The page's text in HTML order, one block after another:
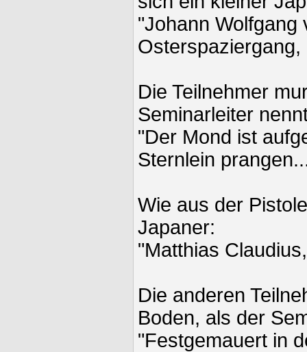
"Johann Wolfgang
Osterspaziergang,
Die Teilnehmer
Seminarleiter
"Der Mond ist
Sternlein
Wie aus der
Japaner:
"Matthias
Die anderen
Boden, als der
"Festgemauert in